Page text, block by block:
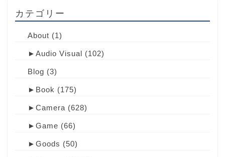
カテゴリー
About (1)
► Audio Visual (102)
Blog (3)
► Book (175)
► Camera (628)
► Game (66)
► Goods (50)